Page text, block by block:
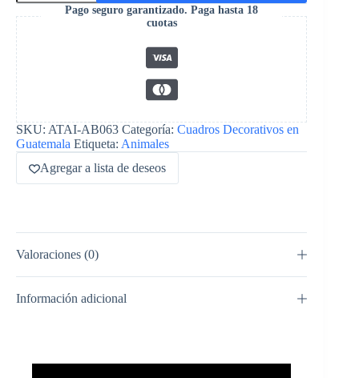
Pago seguro garantizado. Paga hasta 18
cuotas
SKU: ATAI-AB063 Categoría: Cuadros Decorativos en
Guatemala Etiqueta: Animales
Agregar a lista de deseos
Valoraciones (0)
Información adicional